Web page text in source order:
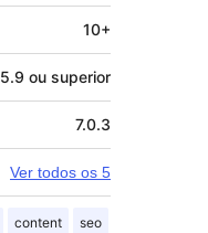
10+
5.9 ou superior
7.0.3
Ver todos os 5
content seo